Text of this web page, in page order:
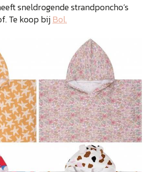
sneldrogende strandponcho’s
Te koop bijBol.